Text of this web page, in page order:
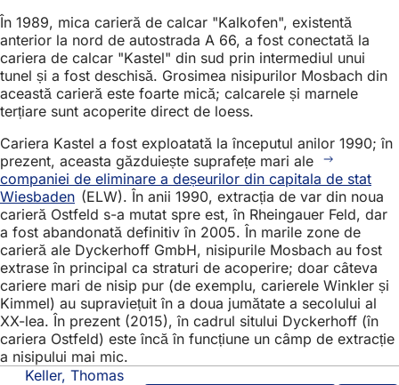
În 1989, mica carieră de calcar "Kalkofen", existentă
anterior la nord de autostrada A 66, a fost conectată la
cariera de calcar "Kastel" din sud prin intermediul unui
tunel și a fost deschisă. Grosimea nisipurilor Mosbach din
această carieră este foarte mică; calcarele și marnele
terțiare sunt acoperite direct de loess.
Cariera Kastel a fost exploatată la începutul anilor 1990; în
prezent, aceasta găzduiește suprafețe mari ale
companiei de eliminare a deșeurilor din capitala de stat
Wiesbaden (ELW). În anii 1990, extracția de var din noua
carieră Ostfeld s-a mutat spre est, în Rheingauer Feld, dar
a fost abandonată definitiv în 2005. În marile zone de
carieră ale Dyckerhoff GmbH, nisipurile Mosbach au fost
extrase în principal ca straturi de acoperire; doar câteva
cariere mari de nisip pur (de exemplu, carierele Winkler și
Kimmel) au supraviețuit în a doua jumătate a secolului al
XX-lea. În prezent (2015), în cadrul sitului Dyckerhoff (în
cariera Ostfeld) este încă în funcțiune un câmp de extracție
a nisipului mai mic.
Keller, Thomas